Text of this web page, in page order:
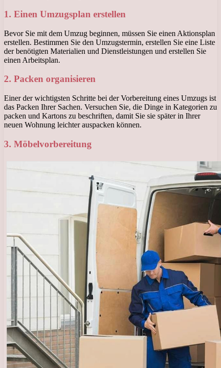
1. Einen Umzugsplan erstellen
Bevor Sie mit dem Umzug beginnen, müssen Sie einen Aktionsplan
erstellen. Bestimmen Sie den Umzugstermin, erstellen Sie eine Liste
der benötigten Materialien und Dienstleistungen und erstellen Sie
einen Arbeitsplan.
2. Packen organisieren
Einer der wichtigsten Schritte bei der Vorbereitung eines Umzugs ist
das Packen Ihrer Sachen. Versuchen Sie, die Dinge in Kategorien zu
packen und Kartons zu beschriften, damit Sie sie später in Ihrer
neuen Wohnung leichter auspacken können.
3. Möbelvorbereitung